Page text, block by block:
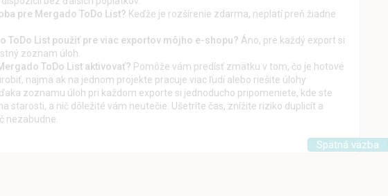
pre Mergado ToDo List? Keďže je rozšírenie zdarma, neplatí preň žiadne
ToDo List použiť pre viac exportov môjho e-shopu? Áno, pre každý export si
zoznam úloh.
ToDo List aktivovať? Pomôže vám predísť zmätku v tom, čo je hotové
najmä ak na jednom projekte pracuje viac ľudí alebo riešite úlohy
zoznamu úloh pri každom exporte si jednoducho pripomeniete, kde ste
starosti, a nič dôležité vám neutečie. Ušetríte čas, znížite riziko duplicít a
nezabudne.
Spätná väzba